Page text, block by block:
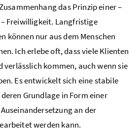
das Prinzip einer –
Freiwilligkeit. Langfristige
können nur aus dem Menschen
Ich erlebe oft, dass viele Klienten
verlässlich kommen, auch wenn sie
Es entwickelt sich eine stabile
Grundlage in Form einer
an der
werden kann.